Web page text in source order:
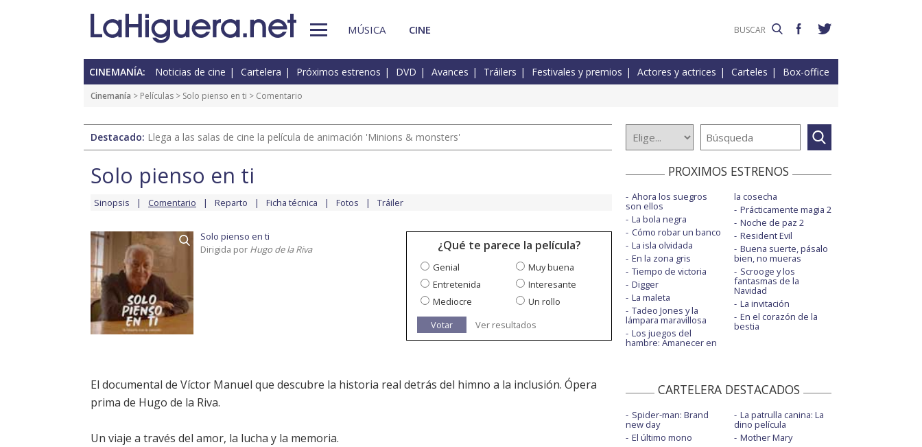
MÚSICA CINE
CINEMANÍA: Noticias de cine Cartelera Próximos estrenos DVD Avances Tráilers Festivales y premios Actores y actrices Carteles Box-office
Cinemanía > Películas > Solo pienso en ti > Comentario
Destacado: Llega a las salas de cine la película de animación 'Minions & monsters'
Solo pienso en ti
Sinopsis Comentario Reparto Ficha técnica Fotos Tráiler
Solo pienso en ti
Dirigida por Hugo de la Riva ¿Qué te parece la película?
Genial
Muy buena
Entretenida
Interesante
Mediocre
Un rollo
Votar
Ver resultados
El documental de Víctor Manuel que descubre la historia real detrás del himno a la inclusión. Ópera
prima de Hugo de la Riva.
Un viaje a través del amor, la lucha y la memoria.
PROXIMOS ESTRENOS
Ahora los suegros
son ellos
La bola negra
Cómo robar un banco
La isla olvidada
En la zona gris
Tiempo de victoria
Digger
La maleta
Tadeo Jones y la
lámpara maravillosa
Los juegos del
hambre: Amanecer en
la cosecha
Prácticamente magia 2
Noche de paz 2
Resident Evil
Buena suerte, pásalo
bien, no mueras
Scrooge y los
fantasmas de la
Navidad
La invitación
En el corazón de la
bestia
CARTELERA DESTACADOS
Spider-man: Brand
new day
El último mono
La patrulla canina: La
dino película
Mother Mary